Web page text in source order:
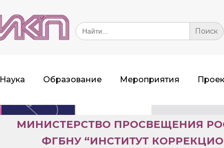
Search
for:
Наука Образование Мероприятия
МИНИСТЕРСТВО ПРОСВЕЩЕНИЯ
ФГБНУ “ИНСТИТУТ